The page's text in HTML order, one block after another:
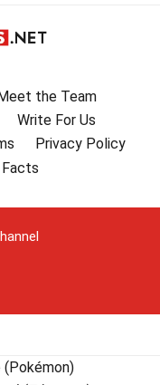
the Team
Write For Us
Privacy Policy